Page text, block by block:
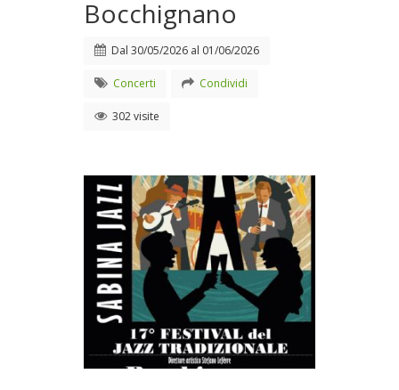
Bocchignano
Dal 30/05/2026 al 01/06/2026
Concerti Condividi
302 visite